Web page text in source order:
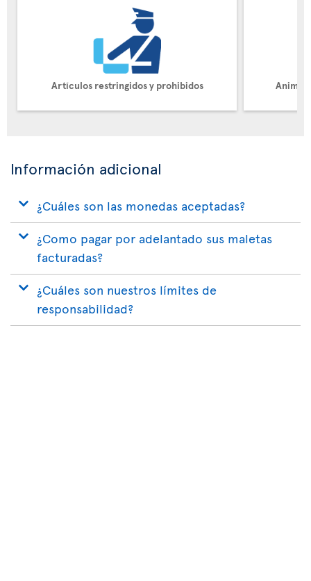
Artículos restringidos y prohibidos
Información adicional
¿Cuáles son las monedas aceptadas?
¿Como pagar por adelantado sus maletas
facturadas?
¿Cuáles son nuestros límites de
responsabilidad?